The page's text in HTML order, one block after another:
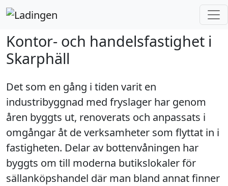
Ladingen
Skarphällsgatan 13
Kontor- och handelsfastighet i
Skarphäll
Det som en gång i tiden varit en
industribyggnad med fryslager har genom
åren byggts ut, renoverats och anpassats i
omgångar åt de verksamheter som flyttat in i
fastigheten. Delar av bottenvåningen har
byggts om till moderna butikslokaler för
sällanköpshandel där man bland annat finner